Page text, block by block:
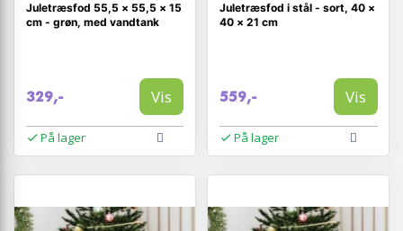
Juletræsfod 55,5 × 55,5 × 15
cm - grøn, med vandtank
329,- Vis
På lager
Juletræsfod i stål - sort, 40 ×
40 × 21 cm
559,- Vis
På lager